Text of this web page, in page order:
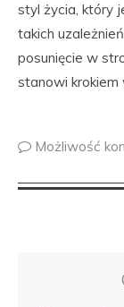
styl życia, który
takich
posunięcie w
stanowi krokiem
Możliwość